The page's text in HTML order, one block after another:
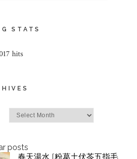
STATS
hits
posts